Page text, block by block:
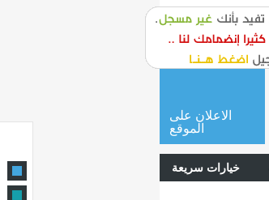
or login
خيارات سريعة
الاعلان على
الموقع